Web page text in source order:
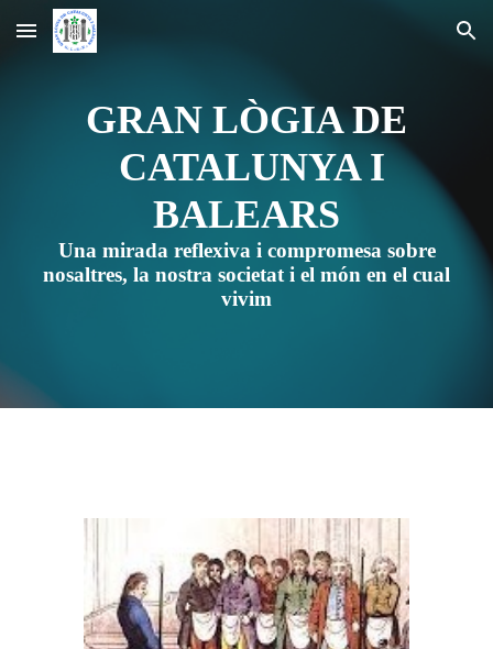
Skip to main content Skip to navigation
GRAN LÒGIA DE
CATALUNYA I
BALEARS
Una mirada reflexiva i compromesa sobre
nosaltres, la nostra societat i el món en el cual
vivim